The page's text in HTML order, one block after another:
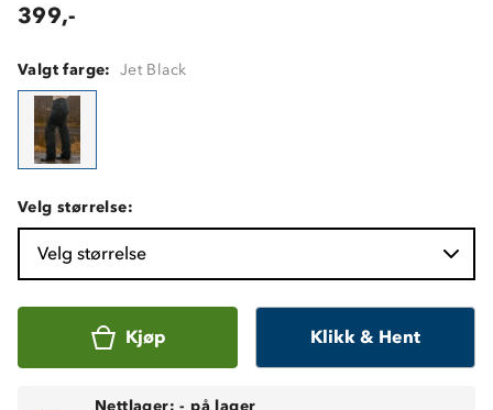
399,-
Valgt farge: Jet Black
Velg størrelse:
Velg størrelse
Kjøp Klikk & Hent
Nettlager: - på lager